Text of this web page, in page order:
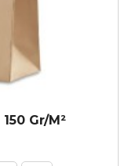
Gr/m²